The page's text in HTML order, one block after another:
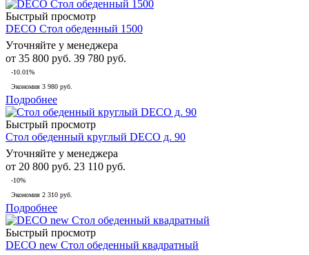
Быстрый просмотр
DECO Стол обеденный 1500
Уточняйте у менеджера
от 35 800 руб. 39 780 руб.
-10.01%
Экономия 3 980 руб.
Подробнее
Быстрый просмотр
Стол обеденный круглый DECO д. 90
Уточняйте у менеджера
от 20 800 руб. 23 110 руб.
-10%
Экономия 2 310 руб.
Подробнее
Быстрый просмотр
DECO new Стол обеденный квадратный